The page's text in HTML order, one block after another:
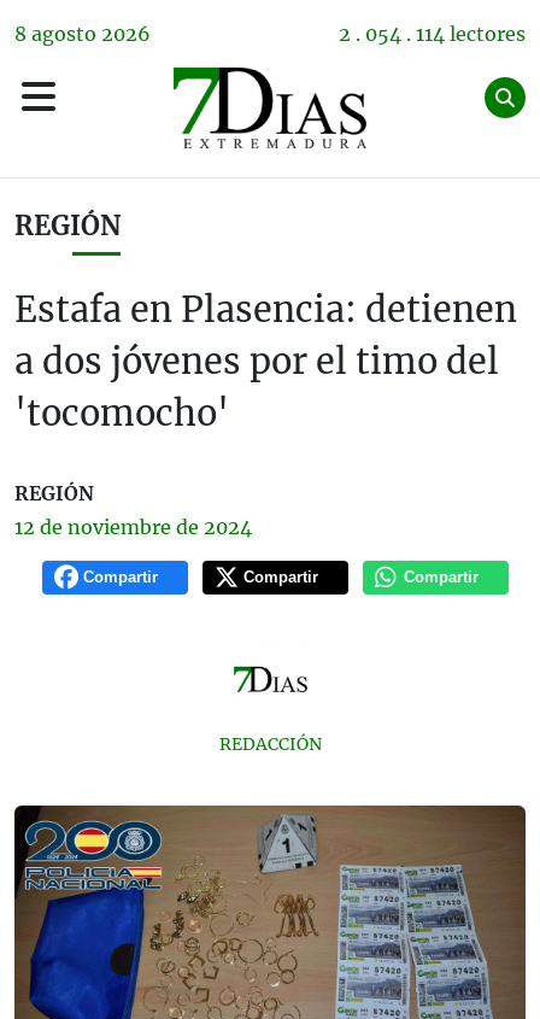
8 agosto 2026 2 . 054 . 114 lectores
REGIÓN
Estafa en Plasencia: detienen
a dos jóvenes por el timo del
'tocomocho'
REGIÓN
12 de noviembre de 2024
Compartir Compartir Compartir
REDACCIÓN